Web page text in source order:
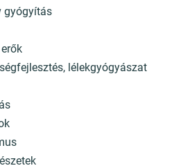
gyógyítás
lélekgyógyászat